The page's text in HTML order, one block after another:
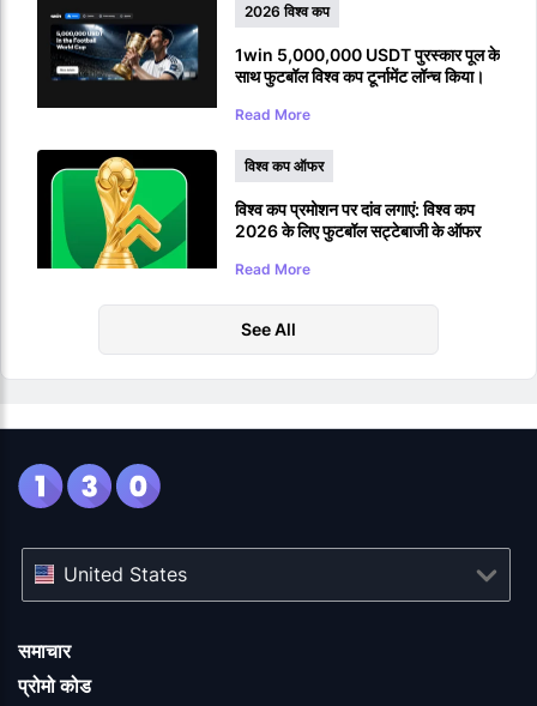
2026 विश्व कप
1win 5,000,000 USDT पुरस्कार पूल के
साथ फुटबॉल विश्व कप टूर्नामेंट लॉन्च किया।
Read More
विश्व कप ऑफर
विश्व कप प्रमोशन पर दांव लगाएं: विश्व कप
2026 के लिए फुटबॉल सट्टेबाजी के ऑफर
Read More
See All
समाचार
प्रोमो कोड
United States